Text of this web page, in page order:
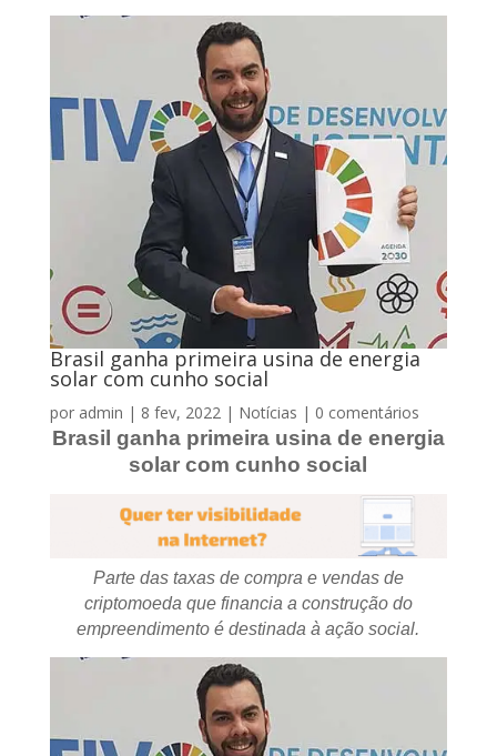
Brasil ganha primeira usina de energia
solar com cunho social
por admin | 8 fev, 2022| Notícias | 0 comentários
Brasil ganha primeira usina de energia
solar com cunho social
Parte das taxas de compra e vendas de
criptomoeda que financia a construção do
empreendimento é destinada à ação social.